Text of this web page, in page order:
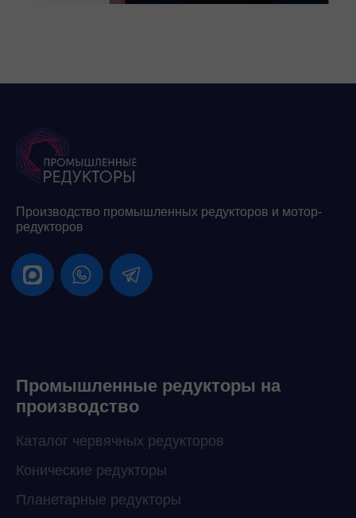
Производство промышленных редукторов и мотор-
редукторов
Промышленные редукторы на
производство
Каталог червячных редукторов
Конические редукторы
Планетарные редукторы